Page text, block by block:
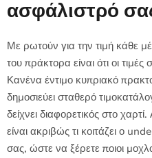
ασφάλιστρό
Με ρωτούν για την τιμή κάθε
του πράκτορα είναι ότι οι
Κανένα έντιμο κυπριακό
δημοσιεύει σταθερό
δείχνει διαφορετικός στο
είναι ακριβώς τι κοιτάζει ο
σας, ώστε να ξέρετε ποιοι